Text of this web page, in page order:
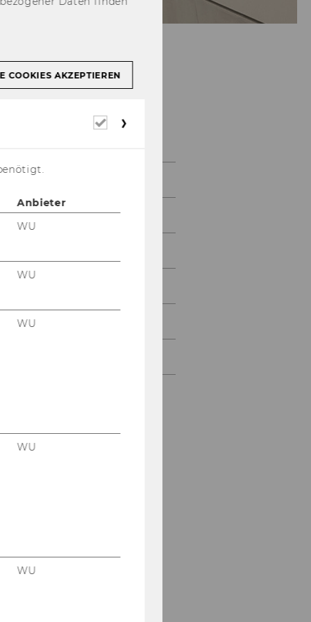
und Diversität in
Organisationen
Team
Kooperationen
COOKIES AKZEPTIEREN
Erforderliche
Anbieter
WU
WU
WU
WU
WU